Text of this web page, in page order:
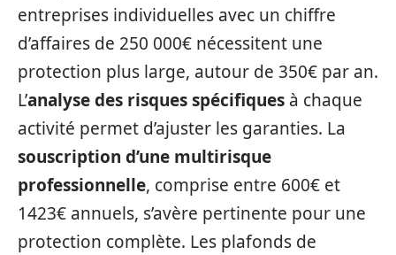
entreprises individuelles avec un chiffre
d’affaires de 250 000€ nécessitent une
protection plus large, autour de 350€ par an.
L’analyse des risques spécifiques à chaque
activité permet d’ajuster les garanties. La
souscription d’une multirisque
professionnelle, comprise entre 600€ et
1423€ annuels, s’avère pertinente pour une
protection complète. Les plafonds de